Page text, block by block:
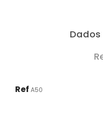
Dados
Ref A50